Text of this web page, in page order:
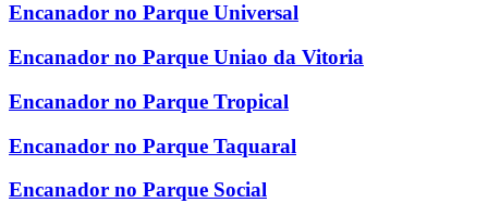
Encanador no Parque Universal
Encanador no Parque Uniao da Vitoria
Encanador no Parque Tropical
Encanador no Parque Taquaral
Encanador no Parque Social